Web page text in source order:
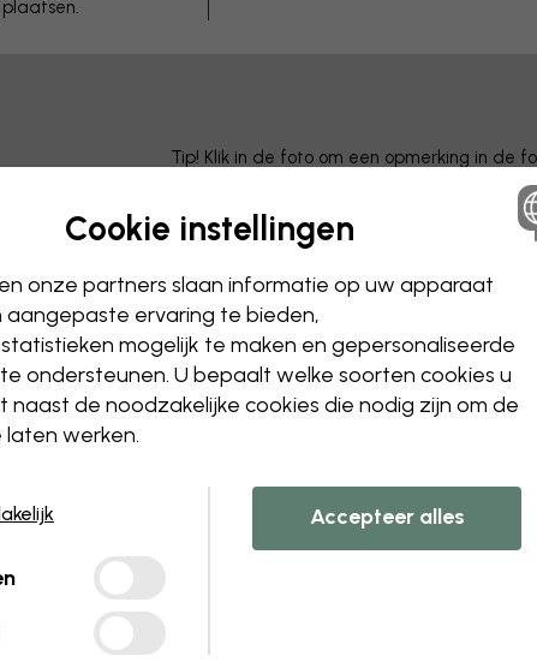
Tip! Klik in de foto om een opmerking in de
Cookie instellingen
onze partners slaan informatie op uw apparaat
aangepaste ervaring te bieden,
mogelijk te maken en gepersonaliseerde
ondersteunen. U bepaalt welke soorten cookies u
de noodzakelijke cookies die nodig zijn om de
werken.
Accepteer alles